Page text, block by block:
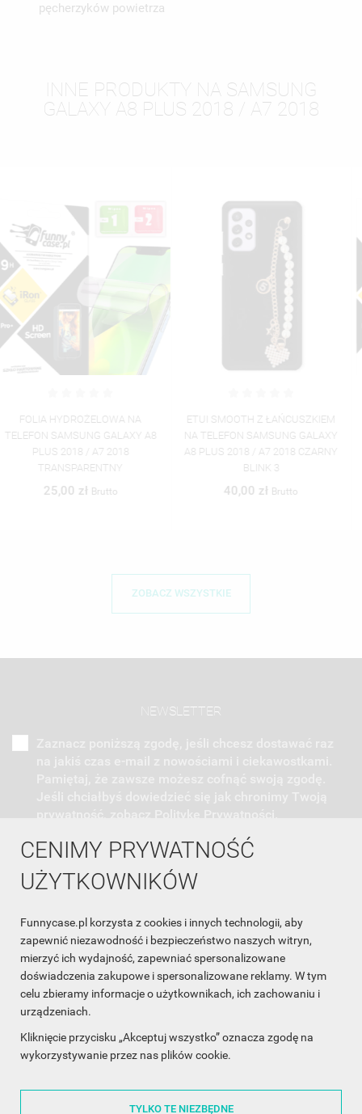
CENIMY PRYWATNOŚĆ
UŻYTKOWNIKÓW
Funnycase.pl korzysta z cookies i innych technologii, aby
zapewnić niezawodność i bezpieczeństwo naszych witryn,
mierzyć ich wydajność, zapewniać spersonalizowane
doświadczenia zakupowe i spersonalizowane reklamy. W tym
celu zbieramy informacje o użytkownikach, ich zachowaniu i
urządzeniach.
Kliknięcie przycisku „Akceptuj wszystko” oznacza zgodę na
wykorzystywanie przez nas plików cookie.
TYLKO TE NIEZBĘDNE
pęcherzyków powietrza
INNE PRODUKTY NA SAMSUNG
GALAXY A8 PLUS 2018 / A7 2018
ETUI SMOOTH Z ŁAŃCUSZKIEM
NA TELEFON SAMSUNG GALAXY
A8 PLUS 2018 / A7 2018 CZARNY
BLINK 3
40,00 zł Brutto
FOLIA HYDROŻELOWA NA
TELEFON SAMSUNG GALAXY A8
PLUS 2018 / A7 2018
TRANSPARENTNY
25,00 zł Brutto
ZOBACZ WSZYSTKIE
NEWSLETTER
INFORMACJA O SKLEPIE
INFORMACJE
OBSŁUGA KLIENTA
WSPÓŁPRACA
ŚLEDŹ NAS NA FACEBOOKU